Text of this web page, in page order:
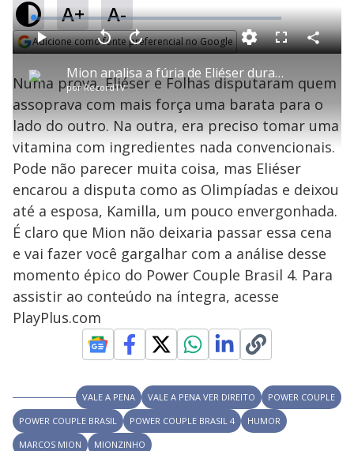
A+ A-
Adicione como fonte preferencial no Google
P
l
a
y
V
i
d
e
Mion analisa a fúria de Eliéser durante disputa contra Folhas
porRecordTV
P V
t
a
r
0
g
s
A
n
ç
a
1
u
n
o
M
u
d
o
L
o
a
d
e
:
0
.
9
9
%
F
l
s
c
e
e
n
C
o
a
r
a
Numa prova, Eliéser e Folhas disputaram quem
assoprava com mais força uma barata para o
lado do outro. Na outra, era preciso tomar uma
vitamina com ingredientes nada convencionais.
Pode não parecer muita coisa, mas Eliéser
encarou a disputa como as Olimpíadas e deixou
até a esposa, Kamilla, um pouco envergonhada.
É claro que Mion não deixaria passar essa cena
e vai fazer você gargalhar com a análise desse
momento épico do Power Couple Brasil 4. Para
assistir ao conteúdo na íntegra, acesse
PlayPlus.com
VALE A PENA VALE A PENA VER DIREITO
POWER COUPLE
POWER COUPLE BRASIL
POWER COUPLE BRASIL 4
HUMOR
MARCOS MION
MIONZINHO